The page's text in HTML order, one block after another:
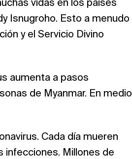
vidas en los países
Isnugroho. Esto a menudo
y el Servicio Divino
aumenta a pasos
de Myanmar. En medio
Cada día mueren
infecciones. Millones de